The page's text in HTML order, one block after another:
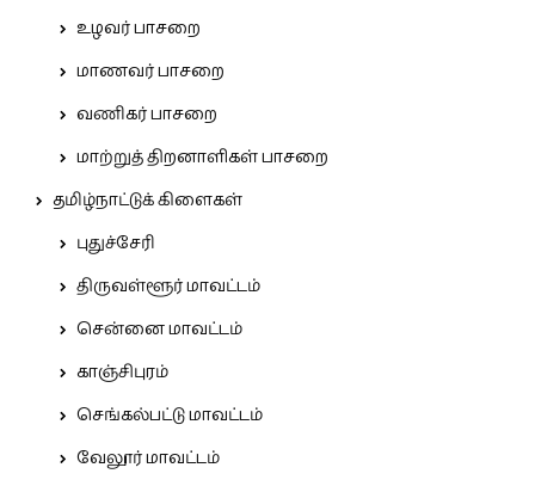
உழவர் பாசறை
மாணவர் பாசறை
வணிகர் பாசறை
மாற்றுத் திறனாளிகள் பாசறை
தமிழ்நாட்டுக் கிளைகள்
புதுச்சேரி
திருவள்ளூர் மாவட்டம்
சென்னை மாவட்டம்
காஞ்சிபுரம்
செங்கல்பட்டு மாவட்டம்
வேலூர் மாவட்டம்